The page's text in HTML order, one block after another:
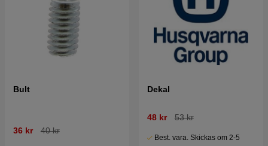
Bult
36 kr 40 kr
Dekal
48 kr 53 kr
Best. vara. Skickas om 2-5